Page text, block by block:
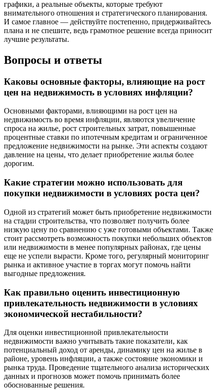
графики, а реальные объекты, которые требуют
внимательного отношения и стратегического планирования.
И самое главное — действуйте постепенно, придерживайтесь
плана и не спешите, ведь грамотное решение всегда приносит
лучшие результаты.
Вопросы и ответы
Каковы основные факторы, влияющие на рост
цен на недвижимость в условиях инфляции?
Основными факторами, влияющими на рост цен на
недвижимость во время инфляции, являются увеличение
спроса на жилье, рост строительных затрат, повышенные
процентные ставки по ипотечным кредитам и ограниченное
предложение недвижимости на рынке. Эти аспекты создают
давление на цены, что делает приобретение жилья более
дорогим.
Какие стратегии можно использовать для
покупки недвижимости в условиях роста цен?
Одной из стратегий может быть приобретение недвижимости
на стадии строительства, что позволяет получить более
низкую цену по сравнению с уже готовыми объектами. Также
стоит рассмотреть возможность покупки небольших объектов
или недвижимости в менее популярных районах, где цены
еще не успели вырасти. Кроме того, регулярный мониторинг
рынка и активное участие в торгах могут помочь найти
выгодные предложения.
Как правильно оценить инвестиционную
привлекательность недвижимости в условиях
экономической нестабильности?
Для оценки инвестиционной привлекательности
недвижимости важно учитывать такие показатели, как
потенциальный доход от аренды, динамику цен на жилье в
районе, уровень инфляции, а также состояние экономики и
рынка труда. Проведение тщательного анализа исторических
данных и прогнозов может помочь принимать более
обоснованные решения.